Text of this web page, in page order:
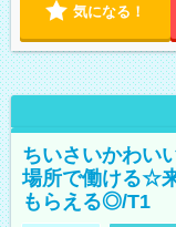
気になる！
ちいさいかわい
場所で働ける☆
もらえる◎/T1